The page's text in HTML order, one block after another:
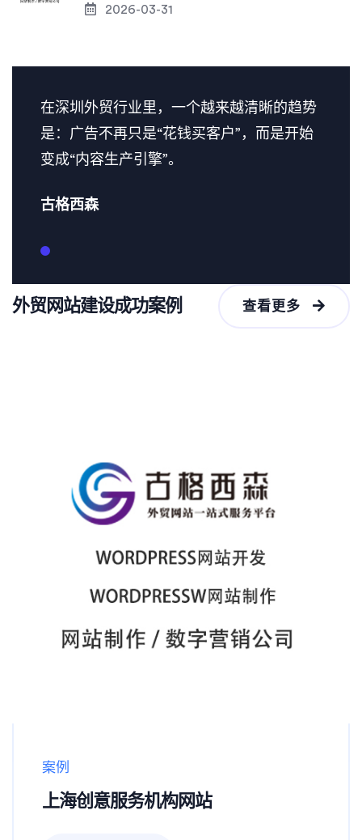
2026-03-31
在深圳外贸行业里，一个越来越清晰的趋势
是：广告不再只是“花钱买客户”，而是开始
变成“内容生产引擎”。
古格西森
外贸网站建设成功案例 查看更多
案例
上海创意服务机构网站